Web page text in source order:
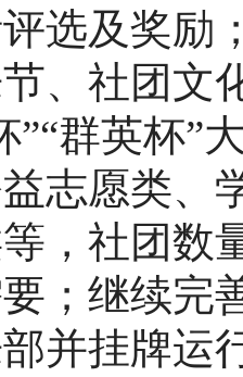
选及奖励
、社团文
”“群英杯”
志愿类、
，社团数
；继续完
并挂牌运